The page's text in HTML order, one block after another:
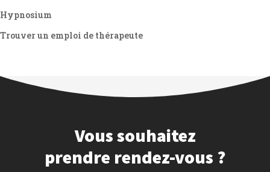
Hypnosium
Trouver un emploi de thérapeute
Vous souhaitez
prendre rendez-vous ?